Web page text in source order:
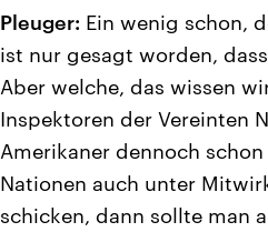
Pleuger: Ein wenig schon,
ist nur gesagt worden,
Aber welche, das wissen
Inspektoren der Vereinten
Amerikaner dennoch
Nationen auch unter
schicken, dann sollte man